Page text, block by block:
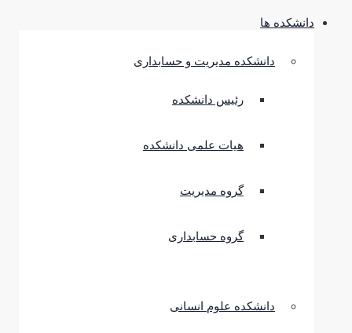
دانشکده ها
دانشکده مدیریت و حسابداری
رئیس دانشکده
هیات علمی دانشکده
گروه مدیریت
گروه حسابداری
دانشکده علوم انسانی